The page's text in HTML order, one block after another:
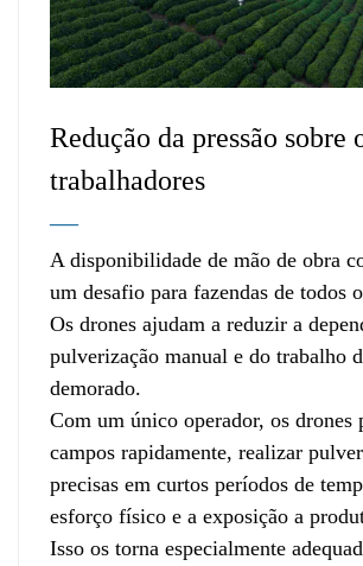
Redução da pressão sobre
trabalhadores
—
A disponibilidade de mão de obra
um desafio para fazendas de todos
Os drones ajudam a reduzir a
pulverização manual e do trabalho
demorado.
Com um único operador, os drones
campos rapidamente, realizar
precisas em curtos períodos de
esforço físico e a exposição a
Isso os torna especialmente